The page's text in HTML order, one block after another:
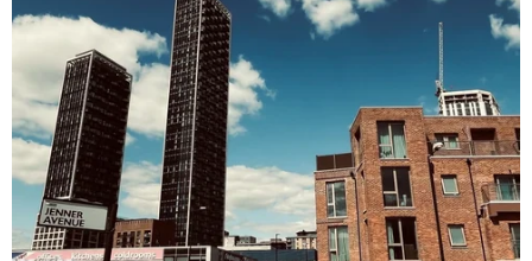
Ngày 18/11, tại Hà Nội, Tạp chí Môi trường và
Đô thị Việt Nam, Nhà xuất bản Thanh niên, Câu
lạc bộ Trái tim người lính và tác giả Đinh Đức
Lâm tổ chức giới thiệu cuốn sách“Nhớ đêm cõng
bạn lạc rừng.”
Đây là tập nhật ký thời chiến đầu tiên trong tủ
sách “Mãi mãi tuổi 20” mà tác giả là một thầy